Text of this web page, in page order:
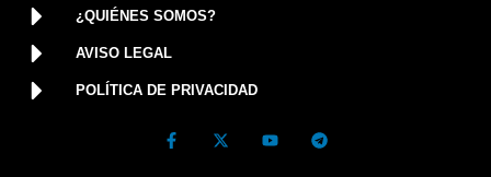
¿QUIÉNES SOMOS?
AVISO LEGAL
POLÍTICA DE PRIVACIDAD